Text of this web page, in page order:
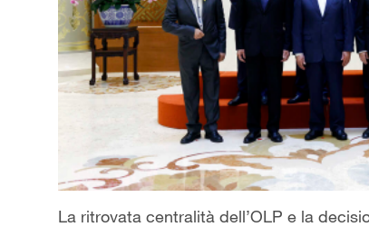
La ritrovata centralità dell’OLP e la